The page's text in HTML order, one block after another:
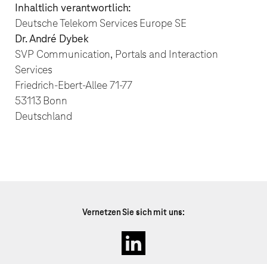
Inhaltlich verantwortlich:
Deutsche Telekom Services EuropeSE
Dr. André Dybek
SVP Communication, Portals and Interaction
Services
Friedrich-Ebert-Allee 71-77
53113 Bonn
Deutschland
Vernetzen Sie sich mit uns: